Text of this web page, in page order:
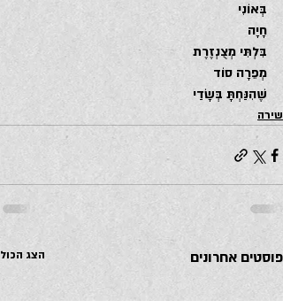
בְּאוֹנִי
חָיָה
בִּלְתִּי מְצֻנְזֶרֶת
מְפֵרָה סוֹד
שֶׁהִנַּחְתָּ בְּשָׂדַי
שירה
פוסטים אחרונים הצג הכול